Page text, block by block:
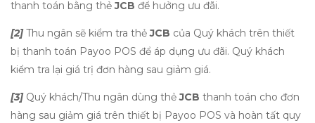
thanh toán bằng thẻJCB để hưởng ưu đãi.
[2]Thu ngân sẽ kiểm tra thẻJCB của Quý khách trên thiết
bị thanh toán Payoo POS để áp dụng ưu đãi. Quý khách
kiểm tra lại giá trị đơn hàng sau giảm giá.
[3]Quý khách/Thu ngân dùng thẻJCB thanh toán cho đơn
hàng sau giảm giá trên thiết bị Payoo POS và hoàn tất quy